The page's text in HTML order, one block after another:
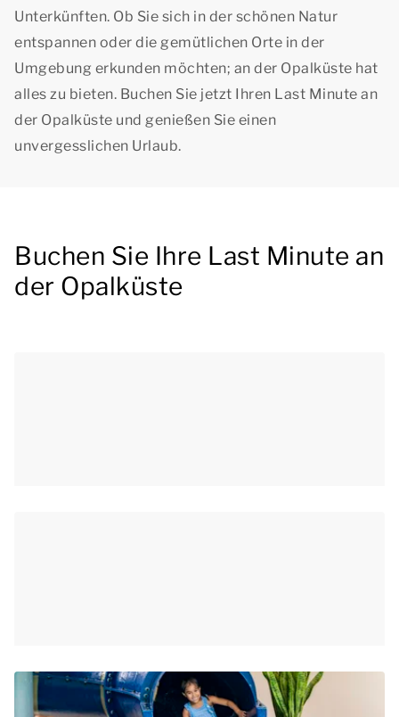
Unterkünften. Ob Sie sich in der schönen Natur
entspannen oder die gemütlichen Orte in der
Umgebung erkunden möchten; an der Opalküste hat
alles zu bieten. Buchen Sie jetzt Ihren Last Minute an
der Opalküste und genießen Sie einen
unvergesslichen Urlaub.
Buchen Sie Ihre Last Minute an
der Opalküste